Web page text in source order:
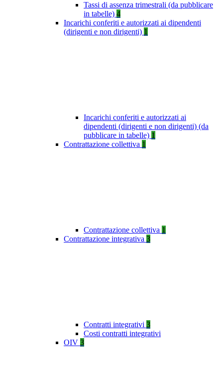
Tassi di assenza trimestrali (da pubblicare
in tabelle) 4
Incarichi conferiti e autorizzati ai dipendenti
(dirigenti e non dirigenti) 1
Incarichi conferiti e autorizzati ai
dipendenti (dirigenti e non dirigenti) (da
pubblicare in tabelle) 1
Contrattazione collettiva 1
Contrattazione collettiva 1
Contrattazione integrativa 3
Contratti integrativi 3
Costi contratti integrativi
OIV 3